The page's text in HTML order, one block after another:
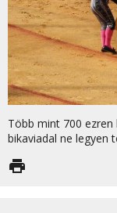
Több mint 700
bikaviadal ne legyen
print